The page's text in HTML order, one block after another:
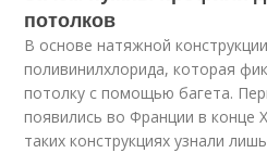
потолков
В основе натяжной
поливинилхлорида, которая
потолку с помощью багета.
появились во Франции в конце
таких конструкциях узнали